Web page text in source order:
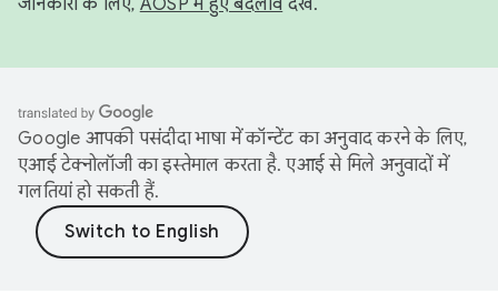
जानकारी के लिए, AOSP में हुए बदलावदेखें.
Google आपकी पसंदीदा भाषा में कॉन्टेंट का अनुवाद करने के लिए,
एआई टेक्नोलॉजी का इस्तेमाल करता है. एआई से मिले अनुवादों में
गलतियां हो सकती हैं.